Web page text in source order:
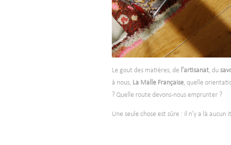
Le gout des matières, de l'artisanat, du
à nous, La Malle Française, quelle
? Quelle route devons-nous emprunter ?
Une seule chose est sûre : il n'y a là